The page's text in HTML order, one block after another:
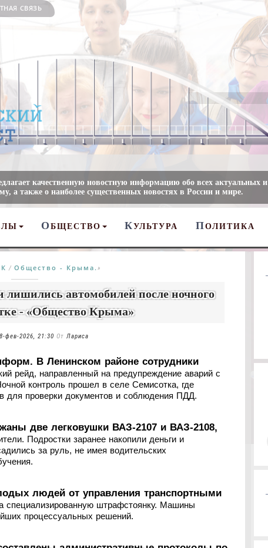
СВЯЗЬ
качественную новостную информацию обо всех актуальных
а также о наиболее существенных новостях в России и мире.
О БЩЕСТВО КУЛЬТУРА ПОЛИТИКА
/ Общество - Крыма. »
лишились автомобилей после ночного
- «Общество Крыма»
фев-2026, 21:30 ОтЛариса
В Ленинском районе сотрудники
рейд, направленный на предупреждение аварий с
контроль прошел в селе Семисотка, где
для проверки документов и соблюдения ПДД.
две легковушки ВАЗ‑2107 и ВАЗ‑2108,
Подростки заранее накопили деньги и
за руль, не имея водительских
людей от управления транспортными
специализированную штрафстоянку. Машины
процессуальных решений.